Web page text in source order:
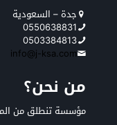
جدة – السعودية
0550638831
0503384813
info@j-ksa.com
من نحن؟
مؤسسة تنطلق من